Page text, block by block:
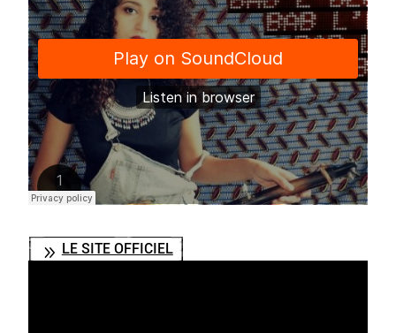
LE SITE OFFICIEL